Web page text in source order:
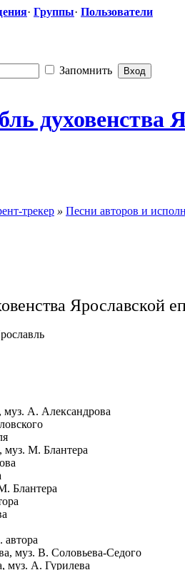
· Группы· Пользователи
Запомнить
духовенства
трекер » Песни авторов и
Ярославской
А. Александрова
муз. М. Блантера
Блантера
муз. В. Соловьева-Седого
муз. А. Гурилева